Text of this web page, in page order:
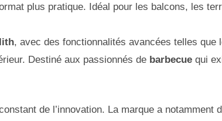
plus pratique. Idéal pour les balcons, les
, avec des fonctionnalités avancées telles que
Destiné aux passionnés de barbecue qui
de l’innovation. La marque a notamment